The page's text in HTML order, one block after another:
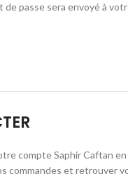
passe sera envoyé à
compte Saphir Caftan en
commandes et retrouver